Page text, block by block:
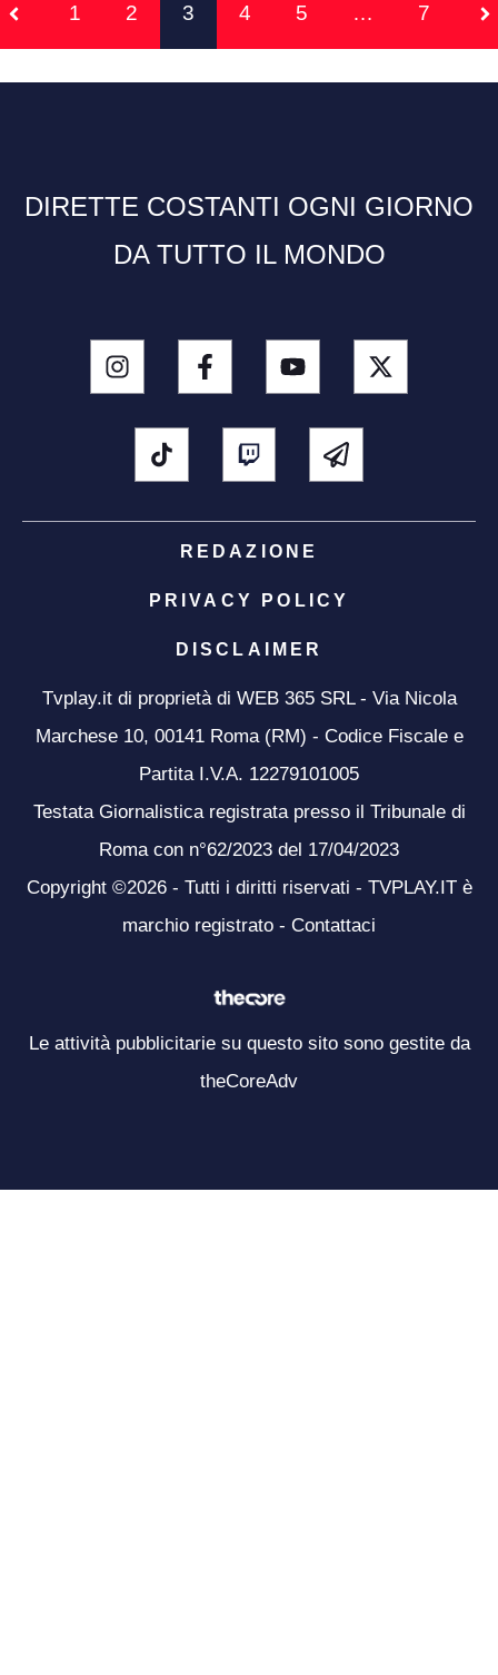
1 2 3 4 5 … 7
DIRETTE COSTANTI OGNI GIORNO
DA TUTTO IL MONDO
REDAZIONE
PRIVACY POLICY
DISCLAIMER
Tvplay.it di proprietà di WEB 365 SRL - Via Nicola
Marchese 10, 00141 Roma (RM) - Codice Fiscale e
Partita I.V.A. 12279101005
Testata Giornalistica registrata presso il Tribunale di
Roma con n°62/2023 del 17/04/2023
Copyright ©2026 - Tutti i diritti riservati - TVPLAY.IT è
marchio registrato - Contattaci
Le attività pubblicitarie su questo sito sono gestite da
theCoreAdv